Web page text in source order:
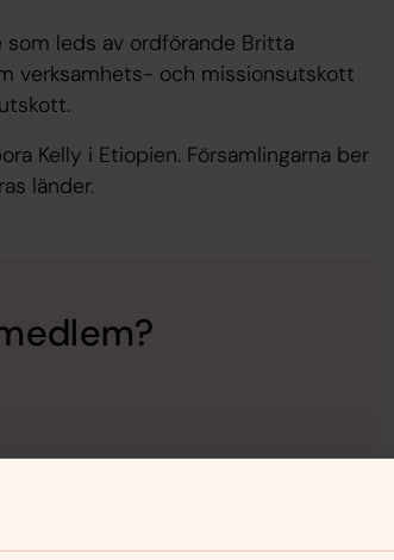
som leds av ordförande Britta
verksamhets- och missionsutskott
Kelly i Etiopien. Församlingarna ber
länder.